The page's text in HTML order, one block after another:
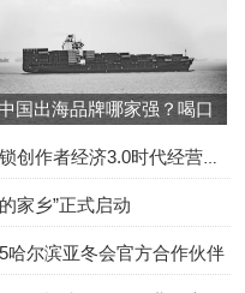
国出海品牌哪家强？喝口
家乡”正式启动
哈尔滨亚冬会官方合作伙伴